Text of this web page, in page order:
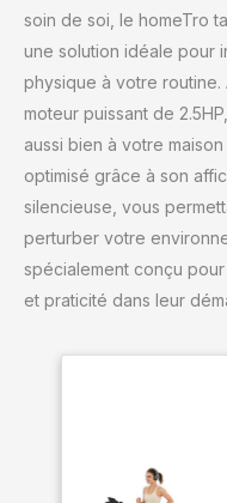
soin de soi, le homeTro
une solution idéale pour
physique à votre
moteur puissant de
aussi bien à votre
optimisé grâce à son
silencieuse, vous
perturber votre
spécialement conçu
et praticité dans leur